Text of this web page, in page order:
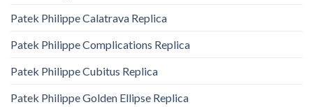
Patek Philippe Calatrava Replica
Patek Philippe Complications Replica
Patek Philippe Cubitus Replica
Patek Philippe Golden Ellipse Replica